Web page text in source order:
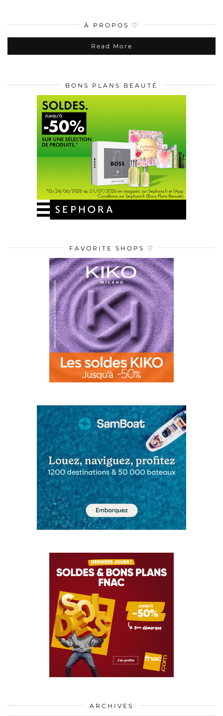
À PROPOS ♡
Read More
BONS PLANS BEAUTÉ
FAVORITE SHOPS ♡
ARCHIVES